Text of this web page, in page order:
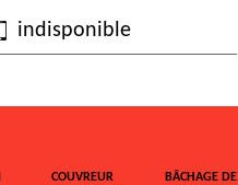
indisponible
COUVREUR
BÂCHAGE DE